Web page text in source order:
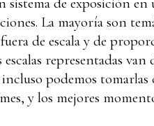
La mayoría son
de escala y de
representadas
podemos
y los mejores